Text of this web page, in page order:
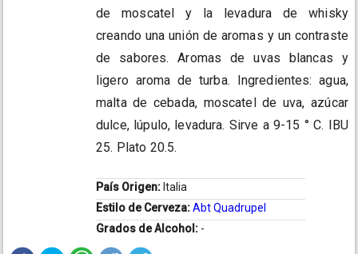
de moscatel y la levadura de whisky
creando una unión de aromas y un contraste
de sabores. Aromas de uvas blancas y
ligero aroma de turba. Ingredientes: agua,
malta de cebada, moscatel de uva, azúcar
dulce, lúpulo, levadura. Sirve a 9-15 ° C. IBU
25. Plato 20.5.
País Origen: Italia
Estilo de Cerveza:Abt Quadrupel
Grados de Alcohol: -